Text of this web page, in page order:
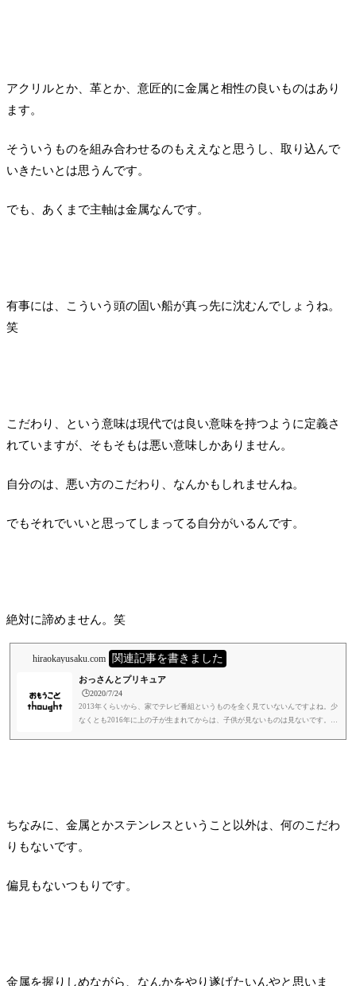
アクリルとか、革とか、意匠的に金属と相性の良いものはあり
ます。
そういうものを組み合わせるのもええなと思うし、取り込んで
いきたいとは思うんです。
でも、あくまで主軸は金属なんです。
有事には、こういう頭の固い船が真っ先に沈むんでしょうね。
笑
こだわり、という意味は現代では良い意味を持つように定義さ
れていますが、そもそもは悪い意味しかありません。
自分のは、悪い方のこだわり、なんかもしれませんね。
でもそれでいいと思ってしまってる自分がいるんです。
絶対に諦めません。笑
hiraokayusaku.com 関連記事を書きました
おっさんとプリキュア
🕒️2020/7/24
2013年くらいから、家でテレビ番組というものを全く見ていないんですよね。少
なくとも2016年に上の子が生まれてからは、子供が見ないものは見ないです。他
ちなみに、金属とかステンレスということ以外は、何のこだわ
りもないです。
偏見もないつもりです。
金属を握りしめながら、なんかをやり遂げたいんやと思いま